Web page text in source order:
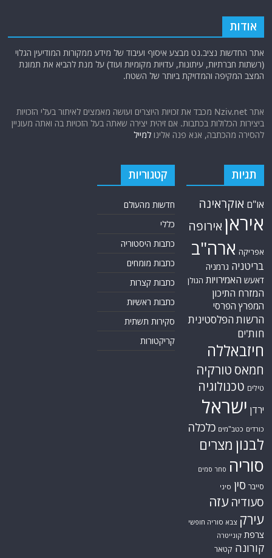
אודות
אתר החדשות נציב.נט מבצע איסוף ועיבוד של מידע ממקורות המודיעין הגלוי
(רשתות חברתיות, עיתונות, עדויות מקומיות ועוד) על מנת להביא את תמונת
המצב המקיפה והמדויקת ביותר של השטח.
אתר Nziv.net מכבד את זכויות היוצרים ועושה מאמצים לאיתור בעלי הזכויות
ביצירות הכלולות בכתבות. אם זיהית יצירה שאתה בעל הזכויות בה ואתה מעוניין
להסירה מהכתבה, אנא פנה אלינולמייל
תגיות
או"ם אוקראינה
איראן אירופה
אפריקה ארה"ב
בריטניה גרמניה
דאעש האמירויות הגולן
המזרח התיכון
המפרץ הפרסי
הרשות הפלסטינית
חות'ים
חיזבאללה
חמאס טורקיה
טילים טכנולוגיה
ירדן ישראל
כורדים כטב"מים כלכלה
לבנון מצרים
סוריה סחר סמים
סייבר סין סיני
סעודיה עזה
עירק צבא סוריה חופשי
צרפת קונייטרה
קורונה קטאר
קטגוריות
חדשות מהעולם
כללי
כתבות היסטוריה
כתבות מומחים
כתבות קצרות
כתבות ראשיות
סקירות תשתית
קריקטורות